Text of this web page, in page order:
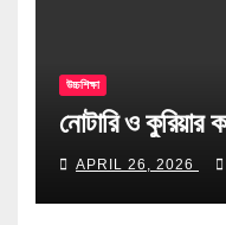
উচ্চশিক্ষা
নোটারি ও কুরিয়ার
APRIL 26, 2026